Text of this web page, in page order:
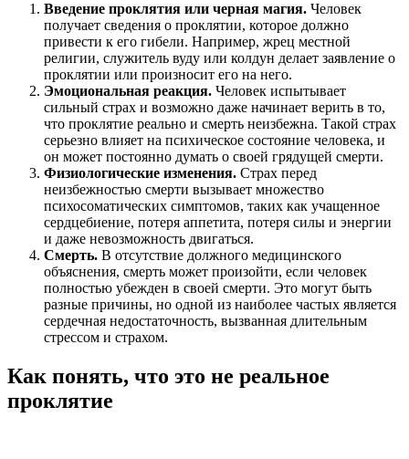
Введение проклятия или черная магия. Человек
получает сведения о проклятии, которое должно
привести к его гибели. Например, жрец местной
религии, служитель вуду или колдун делает заявление о
проклятии или произносит его на него.
Эмоциональная реакция. Человек испытывает
сильный страх и возможно даже начинает верить в то,
что проклятие реально и смерть неизбежна. Такой страх
серьезно влияет на психическое состояние человека, и
он может постоянно думать о своей грядущей смерти.
Физиологические изменения. Страх перед
неизбежностью смерти вызывает множество
психосоматических симптомов, таких как учащенное
сердцебиение, потеря аппетита, потеря силы и энергии
и даже невозможность двигаться.
Смерть. В отсутствие должного медицинского
объяснения, смерть может произойти, если человек
полностью убежден в своей смерти. Это могут быть
разные причины, но одной из наиболее частых является
сердечная недостаточность, вызванная длительным
стрессом и страхом.
Как понять, что это не реальное
проклятие